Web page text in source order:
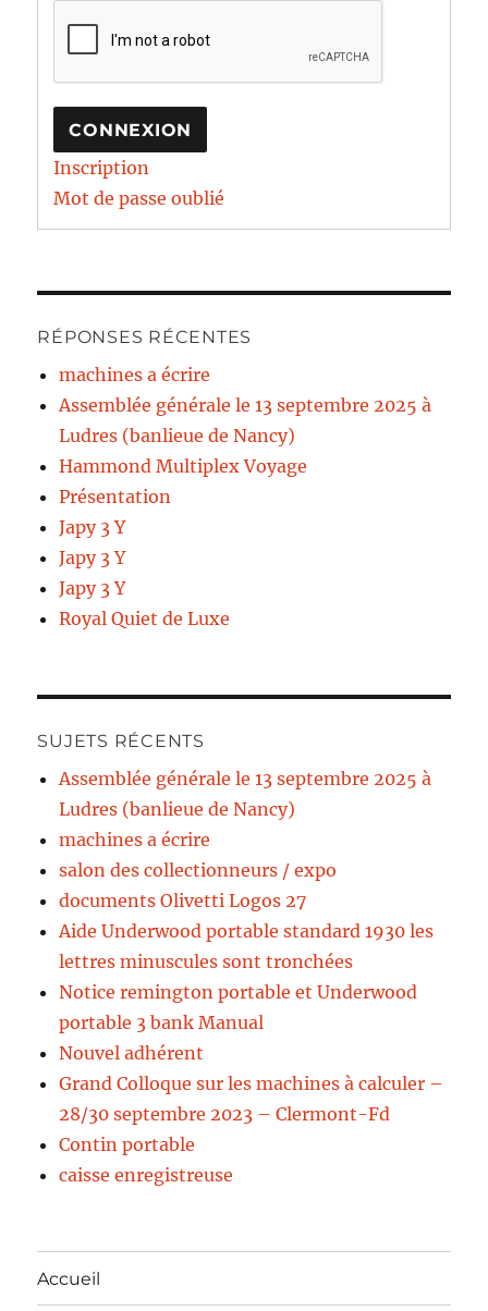
CONNEXION
Inscription
Mot de passe oublié
RÉPONSES RÉCENTES
machines a écrire
Assemblée générale le 13 septembre 2025 à
Ludres (banlieue de Nancy)
Hammond Multiplex Voyage
Présentation
Japy 3 Y
Japy 3 Y
Japy 3 Y
Royal Quiet de Luxe
SUJETS RÉCENTS
Assemblée générale le 13 septembre 2025 à
Ludres (banlieue de Nancy)
machines a écrire
salon des collectionneurs / expo
documents Olivetti Logos 27
Aide Underwood portable standard 1930 les
lettres minuscules sont tronchées
Notice remington portable et Underwood
portable 3 bank Manual
Nouvel adhérent
Grand Colloque sur les machines à calculer –
28/30 septembre 2023 – Clermont-Fd
Contin portable
caisse enregistreuse
Accueil